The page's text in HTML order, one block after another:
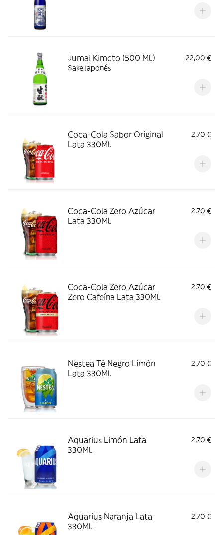
Jumai Kimoto (500 Ml.)
22,00 €
Sake japonés
Coca-Cola Sabor Original
Lata 330Ml.
2,70 €
Coca-Cola Zero Azúcar
Lata 330Ml.
2,70 €
Coca-Cola Zero Azúcar
Zero Cafeína Lata 330Ml.
2,70 €
Nestea Té Negro Limón
Lata 330Ml.
2,70 €
Aquarius Limón Lata
330Ml.
2,70 €
Aquarius Naranja Lata
330Ml.
2,70 €